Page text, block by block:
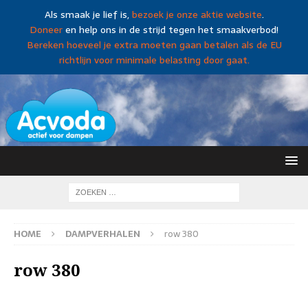
Als smaak je lief is,bezoek je onze aktie website.
Doneeren help ons in de strijd tegen het smaakverbod!
Bereken hoeveel je extra moeten gaan betalen als de EU
richtlijn voor minimale belasting door gaat.
HOME DAMPVERHALEN row 380
row 380